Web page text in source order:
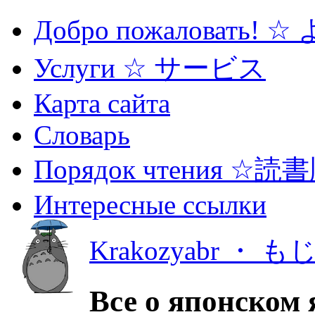
Добро пожаловать! ☆
Услуги ☆ サービス
Карта сайта
Словарь
Порядок чтения ☆読
Интересные ссылки
Krakozyabr ・ も
Все о японском